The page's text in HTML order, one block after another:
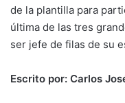
de la plantilla para
última de las tres
ser jefe de filas de su
Escrito por: Carlos